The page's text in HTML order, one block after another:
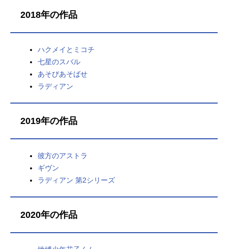
2018年の作品
ハクメイとミコチ
七星のスバル
あそびあそばせ
ラディアン
2019年の作品
彼方のアストラ
ギヴン
ラディアン 第2シリーズ
2020年の作品